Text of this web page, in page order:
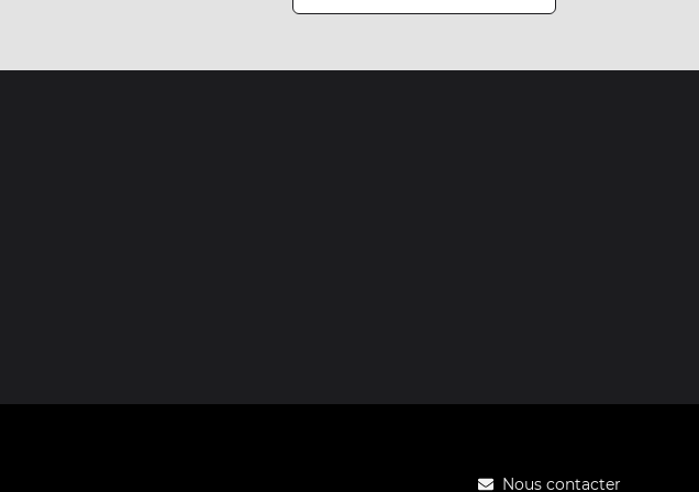
Nous contacter